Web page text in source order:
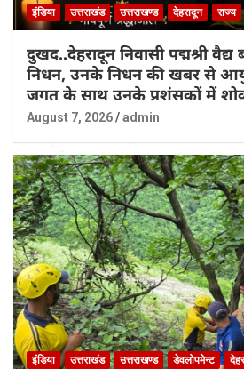
इंडिया उत्तराखंड उत्तराखण्ड देहरादून राज्य
दुखद..देहरादून निवासी पद्मश्री
निधन, उनके निधन की खबर से
जगत के साथ उनके प्रशंसकों में
August 7, 2026 admin
इंडिया उत्तराखंड उत्तराखण्ड डेवलोपमेन्ट